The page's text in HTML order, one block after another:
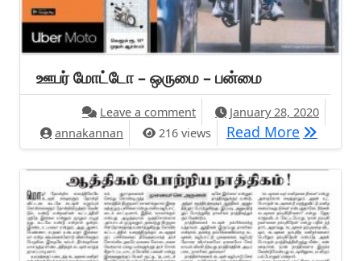
ஊபர் மோட்டோ – ஒருமை – பன்மை
Leave a commenton ஊபர் மோட்டோ – ஒருமை –
January 28, 2020
annakannan
216 views Read More ஊபர்